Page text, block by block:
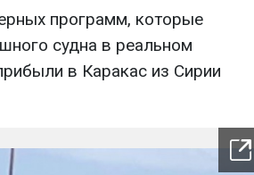
программ, которые
судна в реальном
в Каракас из Сирии